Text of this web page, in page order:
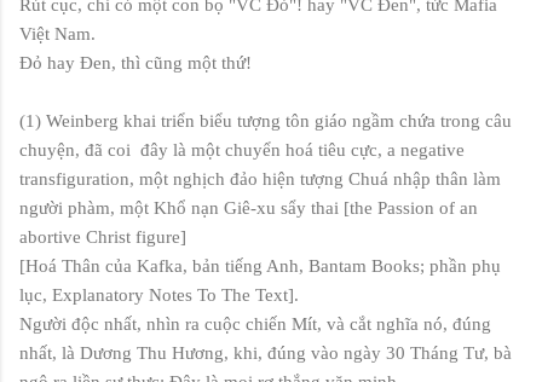
Rút cục, chỉ có một con bọ "VC Đỏ"! hay "VC Đen", tức Mafia
Việt Nam.
Đỏ hay Đen, thì cũng một thứ!
(1) Weinberg khai triển biểu tượng tôn giáo ngầm chứa trong câu
chuyện, đã coi đây là một chuyển hoá tiêu cực, a negative
transfiguration, một nghịch đảo hiện tượng Chuá nhập thân làm
người phàm, một Khổ nạn Giê-xu sẩy thai [the Passion of an
abortive Christ figure]
[Hoá Thân của Kafka, bản tiếng Anh, Bantam Books; phần phụ
lục, Explanatory Notes To The Text].
Người độc nhất, nhìn ra cuộc chiến Mít, và cắt nghĩa nó, đúng
nhất, là Dương Thu Hương, khi, đúng vào ngày 30 Tháng Tư, bà